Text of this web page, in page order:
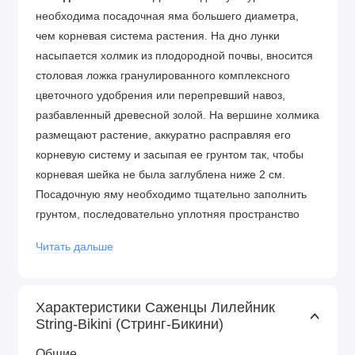
необходима посадочная яма большего диаметра,
чем корневая система растения. На дно лунки
насыпается холмик из плодородной почвы, вносится
столовая ложка гранулированного комплексного
цветочного удобрения или перепревший навоз,
разбавленный древесной золой. На вершине холмика
размещают растение, аккуратно расправляя его
корневую систему и засыпая ее грунтом так, чтобы
корневая шейка не была заглублена ниже 2 см.
Посадочную яму необходимо тщательно заполнить
грунтом, последовательно уплотняя пространство
Засыпанную землей лунку обильно увлажняют.
ежедневно поливают в течение 7 дней. Взрослые
лилейники увлажнят только при длительных засухах,
Читать дальше
Характеристики Саженцы Лилейник
String-Bikini (Стринг-Бикини)